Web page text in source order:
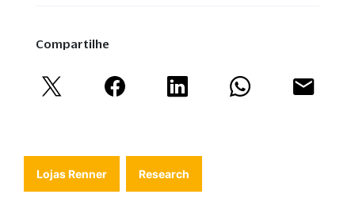
Compartilhe
Lojas Renner Research